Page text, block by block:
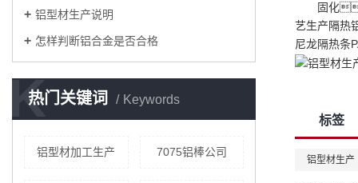
铝型材生产说明
怎样判断铝合金是否合格
热门关键词 Keywords
K
铝型材加工生产 7075铝棒公司
固化
艺生产隔
尼龙隔热
标签
铝型材生产